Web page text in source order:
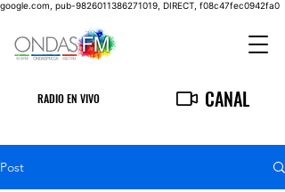
google.com, pub-9826011386271019, DIRECT, f08c47fec0942fa0
RADIO EN VIVO CANAL
Post